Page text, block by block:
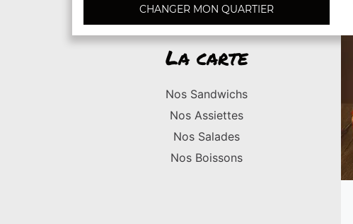
CHANGER MON QUARTIER
La carte
Nos Sandwichs
Nos Assiettes
Nos Salades
Nos Boissons